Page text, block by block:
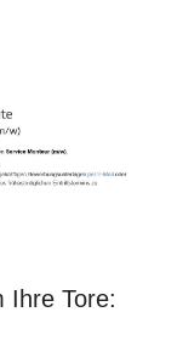
Ihre Tore: